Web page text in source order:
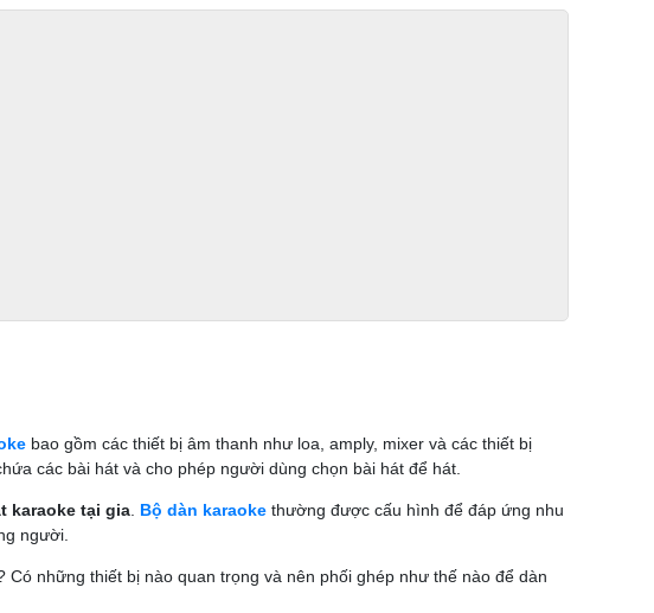
bao gồm các thiết bị âm thanh như loa, amply, mixer và các thiết bị
các bài hát và cho phép người dùng chọn bài hát để hát.
karaoke tại gia. Bộ dàn karaoke thường được cấu hình để đáp ứng nhu
người.
những thiết bị nào quan trọng và nên phối ghép như thế nào để dàn